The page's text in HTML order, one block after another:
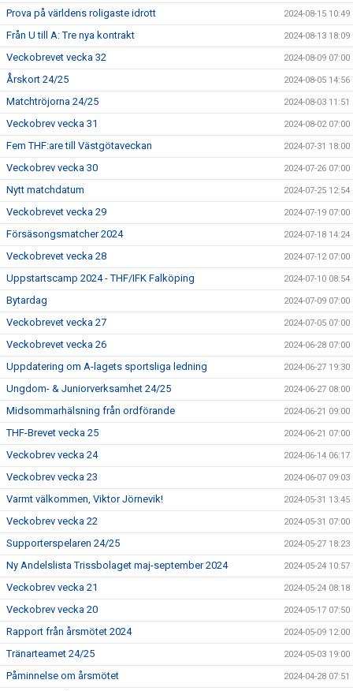
Prova på världens roligaste idrott 2024-08-15 10:49
Från U till A: Tre nya kontrakt 2024-08-13 18:09
Veckobrevet vecka 32 2024-08-09 07:00
Årskort 24/25 2024-08-05 14:56
Matchtröjorna 24/25 2024-08-03 11:51
Veckobrev vecka 31 2024-08-02 07:00
Fem THF:are till Västgötaveckan 2024-07-31 18:00
Veckobrev vecka 30 2024-07-26 07:00
Nytt matchdatum 2024-07-25 12:54
Veckobrevet vecka 29 2024-07-19 07:00
Försäsongsmatcher 2024 2024-07-18 14:24
Veckobrevet vecka 28 2024-07-12 07:00
Uppstartscamp 2024 - THF/IFK Falköping 2024-07-10 08:54
Bytardag 2024-07-09 07:00
Veckobrevet vecka 27 2024-07-05 07:00
Veckobrevet vecka 26 2024-06-28 07:00
Uppdatering om A-lagets sportsliga ledning 2024-06-27 19:30
Ungdom- & Juniorverksamhet 24/25 2024-06-27 08:00
Midsommarhälsning från ordförande 2024-06-21 09:00
THF-Brevet vecka 25 2024-06-21 07:00
Veckobrev vecka 24 2024-06-14 06:17
Veckobrev vecka 23 2024-06-07 09:03
Varmt välkommen, Viktor Jörnevik! 2024-05-31 13:45
Veckobrev vecka 22 2024-05-31 07:00
Supporterspelaren 24/25 2024-05-27 18:23
Ny Andelslista Trissbolaget maj-september 2024 2024-05-24 10:57
Veckobrev vecka 21 2024-05-24 08:18
Veckobrev vecka 20 2024-05-17 07:50
Rapport från årsmötet 2024 2024-05-09 12:00
Tränarteamet 24/25 2024-05-03 19:00
Påminnelse om årsmötet 2024-04-28 07:51